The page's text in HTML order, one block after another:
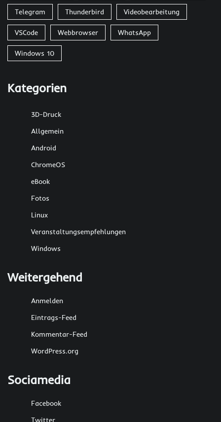
Telegram Thunderbird Videobearbeitung
VSCode Webbrowser WhatsApp
Windows 10
Kategorien
3D-Druck
Allgemein
Android
ChromeOS
eBook
Fotos
Linux
Veranstaltungsempfehlungen
Windows
Weitergehend
Anmelden
Eintrags-Feed
Kommentar-Feed
WordPress.org
Sociamedia
Facebook
Twitter